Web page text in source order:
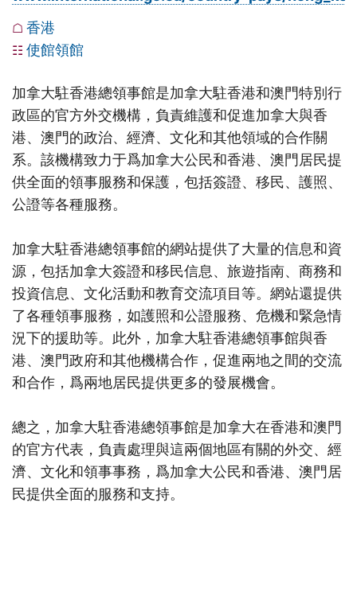
☖ 香港
☷ 使館領館
加拿大駐香港總領事館是加拿大駐香港和澳門特別行
政區的官方外交機構，負責維護和促進加拿大與香
港、澳門的政治、經濟、文化和其他領域的合作關
系。該機構致力于爲加拿大公民和香港、澳門居民提
供全面的領事服務和保護，包括簽證、移民、護照、
公證等各種服務。
加拿大駐香港總領事館的網站提供了大量的信息和資
源，包括加拿大簽證和移民信息、旅遊指南、商務和
投資信息、文化活動和教育交流項目等。網站還提供
了各種領事服務，如護照和公證服務、危機和緊急情
況下的援助等。此外，加拿大駐香港總領事館與香
港、澳門政府和其他機構合作，促進兩地之間的交流
和合作，爲兩地居民提供更多的發展機會。
總之，加拿大駐香港總領事館是加拿大在香港和澳門
的官方代表，負責處理與這兩個地區有關的外交、經
濟、文化和領事事務，爲加拿大公民和香港、澳門居
民提供全面的服務和支持。